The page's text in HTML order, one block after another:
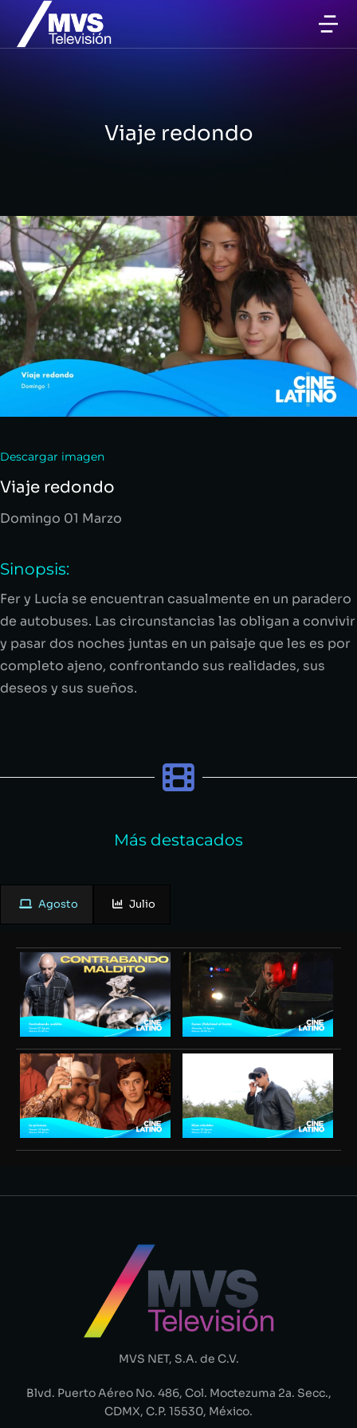
Viaje redondo
Descargar imagen
Viaje redondo
Domingo 01 Marzo
Sinopsis:
Fer y Lucía se encuentran casualmente en un paradero
de autobuses. Las circunstancias las obligan a convivir
y pasar dos noches juntas en un paisaje que les es por
completo ajeno, confrontando sus realidades, sus
deseos y sus sueños.
Más destacados
Agosto Julio
MVS NET, S.A. de C.V.
Blvd. Puerto Aéreo No. 486, Col. Moctezuma 2a. Secc.,
CDMX, C.P. 15530, México.